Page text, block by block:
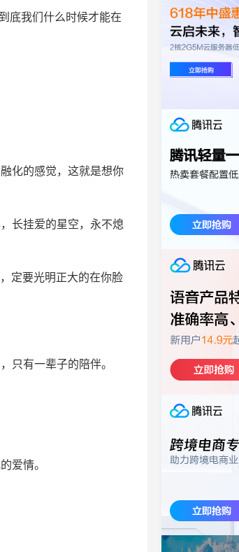
底我们什么时候才能在
化的感觉，这就是想你
长挂爱的星空，永不熄
定要光明正大的在你脸
只有一辈子的陪伴。
爱情。